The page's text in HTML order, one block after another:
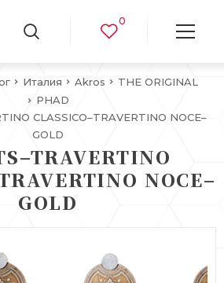
0
Италия Akros
THE ORIGINAL
PHAD
CLASSICO–TRAVERTINO NOCE–
GOLD
NOCE–
GOLD